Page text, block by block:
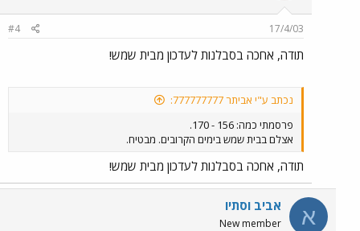
17/4/03
#4
תודה, אחכה בסבלנות לעדכון מבית שמש!
נכתב ע"י אביתר 777777777:
פרסמתי כמה: 156 - 170.
אצלם בבית שמש בימים הקרובים. מבטיח.
תודה, אחכה בסבלנות לעדכון מבית שמש!
א אביב וסתיו
New member